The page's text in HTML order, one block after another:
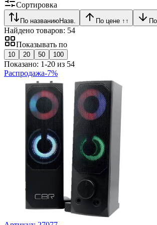
Сортировка
По названиюНазв. По цене ↑ ↑
Найдено товаров: 54
Показывать по
10 20 50 100
Показано: 1-20 из 54
Распродажа-7%